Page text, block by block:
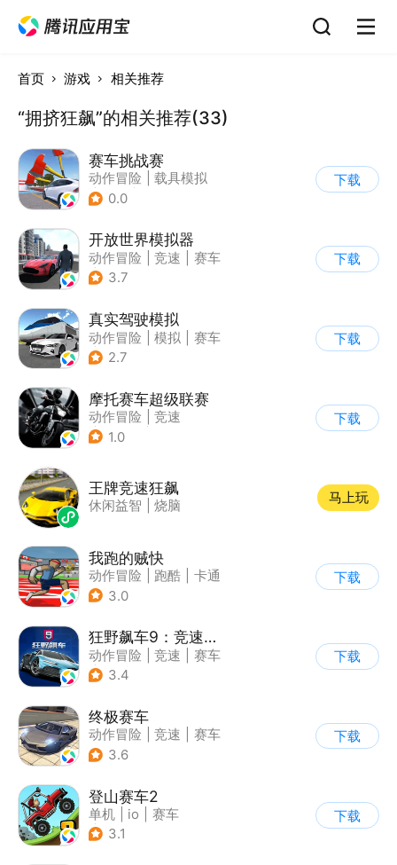
首页 游戏 相关推荐
“拥挤狂飙”的相关推荐(33)
赛车挑战赛
动作冒险
载具模拟
| 汽车
0.0
下载
开放世界模拟器
动作冒险 竞速
赛车
| 开放世界
3.7
下载
真实驾驶模拟
动作冒险 模拟
赛车
| 漂移
2.7
下载
摩托赛车超级联赛
动作冒险
竞速
| 摩托车
1.0
下载
王牌竞速狂飙
休闲益智 烧脑
马上玩
我跑的贼快
动作冒险 跑酷
卡通
3.0
下载
狂野飙车9：竞速传奇
动作冒险 竞速
赛车
| 狂野飙车
3.4
下载
终极赛车
动作冒险 竞速
赛车
3.6
下载
登山赛车2
单机 io
赛车
| 欧美风
3.1
下载